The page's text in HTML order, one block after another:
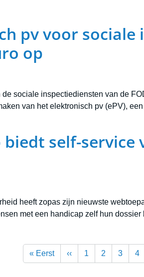
pv voor
op
sociale inspectiediensten van de
van het elektronisch pv (ePV),
biedt self-service
heeft zopas zijn nieuwste
met een handicap zelf hun dossier
« EerstFirst page
‹‹Previous page
1 2 3 4